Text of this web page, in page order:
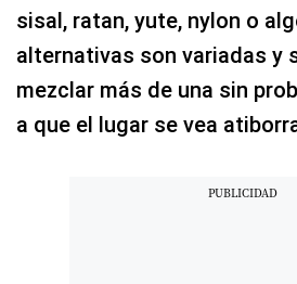
sisal, ratan, yute, nylon o
alternativas son variadas y
mezclar más de una sin
a que el lugar se vea